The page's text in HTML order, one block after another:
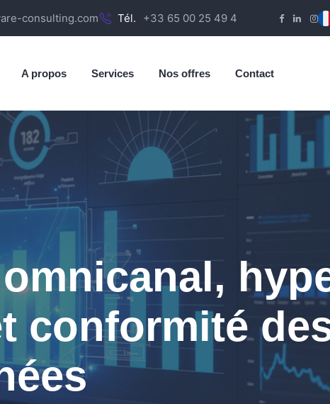
consulting.com Tél. +33 65 00 25 49 4
A propos Services Nos offres Contact
conformité